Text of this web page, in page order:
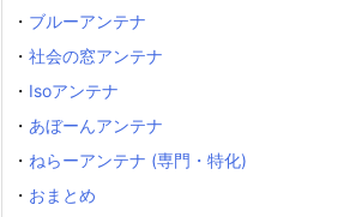
・ ブルーアンテナ
・ 社会の窓アンテナ
・ Isoアンテナ
・ あぼーんアンテナ
・ ねらーアンテナ (専門・特化)
・ おまとめ